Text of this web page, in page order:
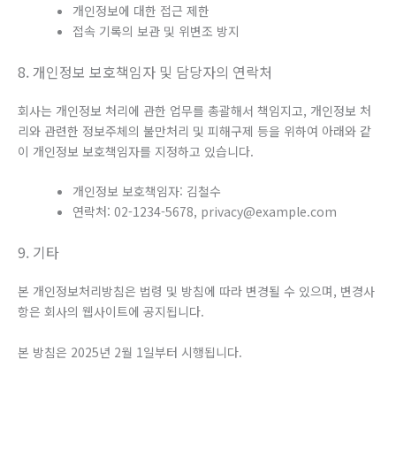
개인정보에 대한 접근 제한
접속 기록의 보관 및 위변조 방지
8. 개인정보 보호책임자 및 담당자의 연락처
회사는 개인정보 처리에 관한 업무를 총괄해서 책임지고, 개인정보 처
리와 관련한 정보주체의 불만처리 및 피해구제 등을 위하여 아래와 같
이 개인정보 보호책임자를 지정하고 있습니다.
개인정보 보호책임자: 김철수
연락처: 02-1234-5678, privacy@example.com
9. 기타
본 개인정보처리방침은 법령 및 방침에 따라 변경될 수 있으며, 변경사
항은 회사의 웹사이트에 공지됩니다.
본 방침은 2025년 2월 1일부터 시행됩니다.